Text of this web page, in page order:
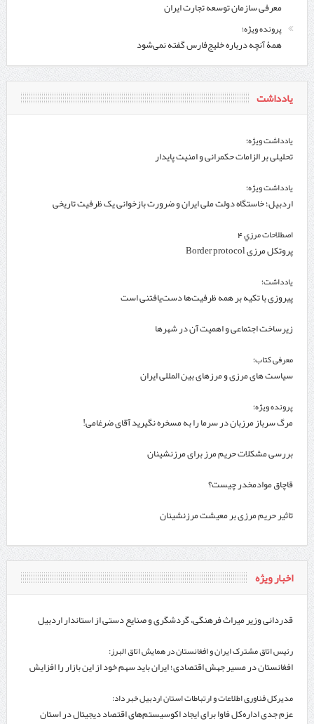
معرفی سازمان توسعه تجارت ایران
پرونده ویژه؛
همۀ آنچه درباره خلیج‌‌فارس گفته نمی‌شود
یادداشت
یادداشت ویژه؛
تحلیلی بر الزامات حکمرانی و امنیت پایدار
یادداشت ویژه؛
اردبیل؛ خاستگاه دولت ملی ایران و ضرورت بازخوانی یک ظرفیت تاریخی
اصطلاحات مرزي 4
پروتکل مرزی Border protocol
یادداشت؛
پیروزی با تکیه بر همه ظرفیت‌ها دست‌یافتنی است
زیرساخت اجتماعی و اهمیت آن در شهرها
معرفی کتاب؛
سیاست های مرزی و مرزهای بین المللی ایران
پرونده ویژه؛
مرگ سرباز مرزبان در سرما را به مسخره نگیرید آقای ضرغامی!
بررسی مشکلات حریم مرز برای مرزنشینان
قاچاق موادمخدر چیست؟
تاثیر حریم مرزی بر معیشت مرزنشینان
اخبار ویژه
قدردانی وزیر میراث فرهنگی، گردشگری و صنایع دستی از استاندار اردبیل
رئیس اتاق مشترک ایران و افغانستان در همایش اتاق البرز:
افغانستان در مسیر جهش اقتصادی؛ ایران باید سهم خود از این بازار را افزایش
مدیرکل فناوری اطلاعات و ارتباطات استان اردبیل خبر داد:
عزم جدی اداره‌کل فاوا برای ایجاد اکوسیستم‌های اقتصاد دیجیتال در استان